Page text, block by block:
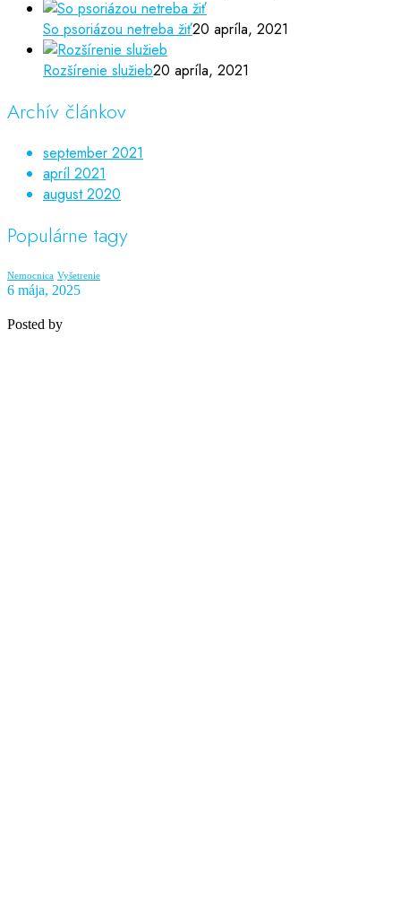
So psoriázou netreba žiť20 apríla, 2021
Rozšírenie služieb20 apríla, 2021
Archív článkov
september 2021
apríl 2021
august 2020
Populárne tagy
Nemocnica Vyšetrenie
6 mája, 2025
Posted by